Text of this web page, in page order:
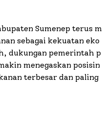
Sumenep terus m
sebagai kekuatan eko
dukungan pemerintah p
menegaskan posisin
terbesar dan paling